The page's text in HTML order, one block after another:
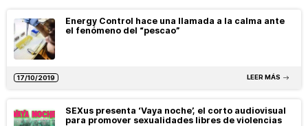
Energy Control hace una llamada a la calma ante
el fenómeno del “pescao”
17/10/2019 LEER MÁS
SEXus presenta ‘Vaya noche’, el corto audiovisual
para promover sexualidades libres de violencias